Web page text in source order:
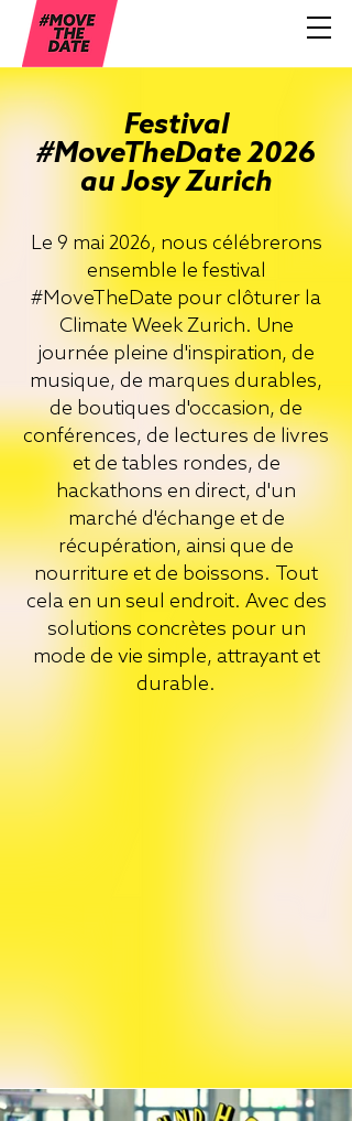
Festival
#MoveTheDate 2026
au Josy Zurich
Le 9 mai 2026, nous célébrerons
ensemble le festival
#MoveTheDate pour clôturer la
Climate Week Zurich. Une
journée pleine d'inspiration, de
musique, de marques durables,
de boutiques d'occasion, de
conférences, de lectures de livres
et de tables rondes, de
hackathons en direct, d'un
marché d'échange et de
récupération, ainsi que de
nourriture et de boissons. Tout
cela en un seul endroit. Avec des
solutions concrètes pour un
mode de vie simple, attrayant et
durable.